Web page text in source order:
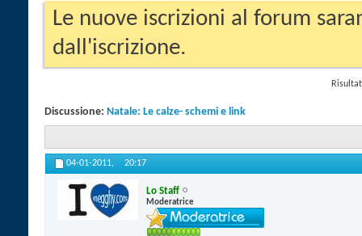
Le nuove iscrizioni al forum
dall'iscrizione.
Discussione: Natale: Le calze- schemi e link
04-01-2011, 20:17
Lo Staff
Moderatrice